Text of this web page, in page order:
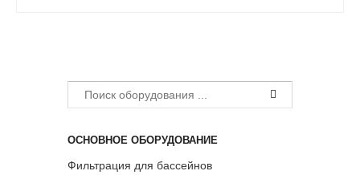
ОСНОВНОЕ ОБОРУДОВАНИЕ
Фильтрация для бассейнов